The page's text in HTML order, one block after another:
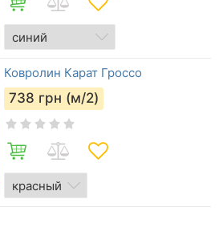
Ковролин Карат Гроссо
738 грн (м/2)